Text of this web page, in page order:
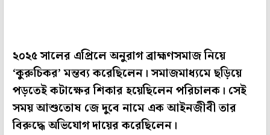
২০২৫ সালের এপ্রিলে অনুরাগ ব্রাহ্মণসমাজ নিয়ে
‘কুরুচিকর’ মন্তব্য করেছিলেন। সমাজমাধ্যমে ছড়িয়ে
পড়তেই কটাক্ষের শিকার হয়েছিলেন পরিচালক। সেই
সময় আশুতোষ জে দুবে নামে এক আইনজীবী তার
বিরুদ্ধে অভিযোগ দায়ের করেছিলেন।